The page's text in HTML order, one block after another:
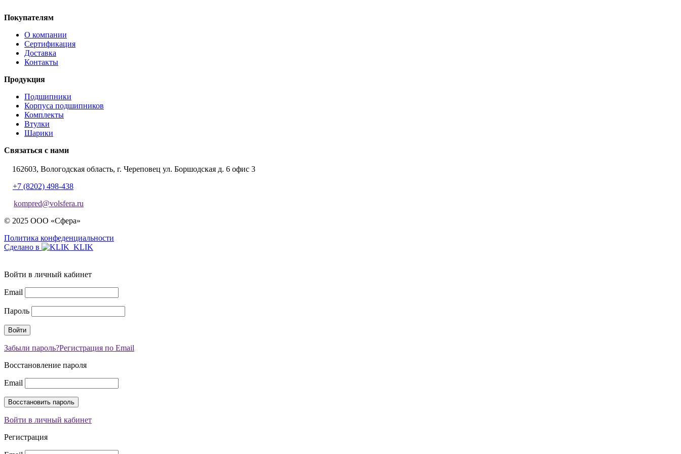
Покупателям
О компании
Сертификация
Доставка
Контакты
Продукция
Подшипники
Корпуса подшипников
Комплекты
Втулки
Шарики
Связаться с нами
162603, Вологодская область, г. Череповец ул. Боршодская д. 6 офис 3
+7 (8202) 498-438
kompred@volsfera.ru
© 2025 ООО «Сфера»
Политика конфеденциальности
Сделано в
Войти в личный кабинет
Email
Пароль
Забыли пароль?Регистрация по Email
Восстановление пароля
Email
Войти в личный кабинет
Регистрация